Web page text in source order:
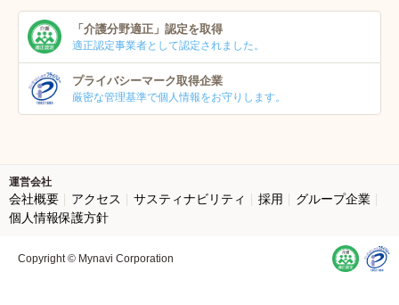
「介護分野適正」 認定を取得
適正認定事業者として認定されました。
プライバシーマーク取得企業
厳密な管理基準で個人情報をお守りします。
運営会社
会社概要 アクセス サスティナビリティ 採用
グループ企業
個人情報保護方針
Copyright © Mynavi Corporation